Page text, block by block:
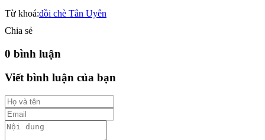
Từ khoá:đồi chè Tân Uyên
Chia sẻ
0 bình luận
Viết bình luận của bạn